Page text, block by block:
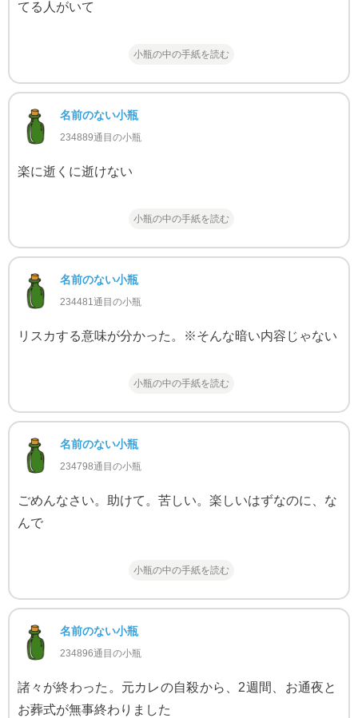
てる人がいて
小瓶の中の手紙を読む
名前のない小瓶
234889通目の小瓶
楽に逝くに逝けない
小瓶の中の手紙を読む
名前のない小瓶
234481通目の小瓶
リスカする意味が分かった。※そんな暗い内容じゃない
小瓶の中の手紙を読む
名前のない小瓶
234798通目の小瓶
ごめんなさい。助けて。苦しい。楽しいはずなのに、な
んで
小瓶の中の手紙を読む
名前のない小瓶
234896通目の小瓶
諸々が終わった。元カレの自殺から、2週間、お通夜と
お葬式が無事終わりました